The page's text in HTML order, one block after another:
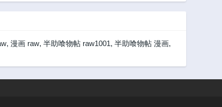
, 漫画 raw, 半助喰物帖 raw1001, 半助喰物帖 漫画,